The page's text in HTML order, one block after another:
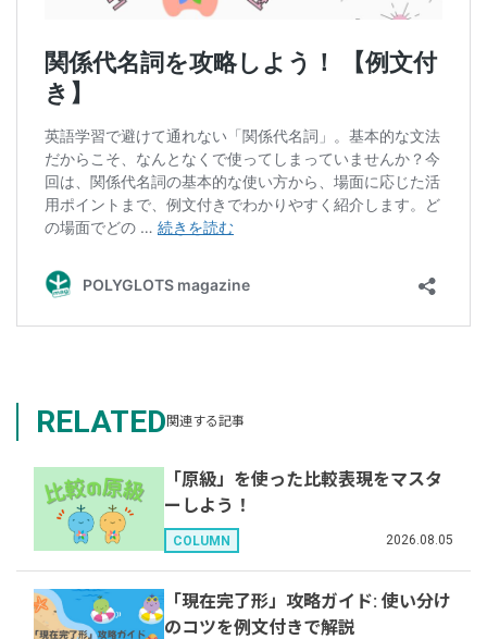
RELATED 関連する記事
「原級」を使った比較表現をマスタ
ーしよう！
COLUMN 2026.08.05
「現在完了形」攻略ガイド: 使い分け
のコツを例文付きで解説